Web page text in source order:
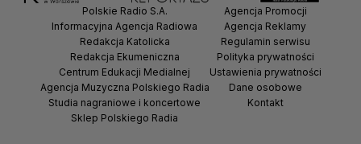
Polskie Radio S.A.
Informacyjna Agencja Radiowa
Redakcja Katolicka
Redakcja Ekumeniczna
Centrum Edukacji Medialnej
Agencja Muzyczna Polskiego Radia
Studia nagraniowe i koncertowe
Sklep Polskiego Radia
Agencja Promocji
Agencja Reklamy
Regulamin serwisu
Polityka prywatności
Ustawienia prywatności
Dane osobowe
Kontakt